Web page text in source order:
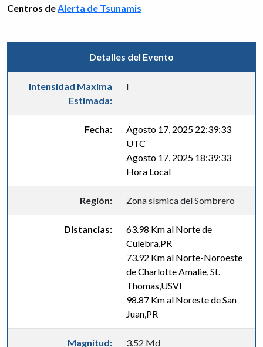
Centros deAlerta de Tsunamis
Detalles del Evento
Intensidad Maxima
Estimada:
I
Fecha:
Agosto 17, 2025 22:39:33
UTC
Agosto 17, 2025 18:39:33
Hora Local
Región: Zona sísmica del Sombrero
Distancias:
63.98 Km al Norte de
Culebra,PR
73.92 Km al Norte-Noroeste
de Charlotte Amalie, St.
Thomas,USVI
98.87 Km al Noreste de San
Juan,PR
Magnitud: 3.52 Md